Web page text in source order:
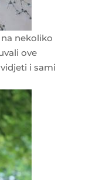
nekoliko
ove
i sami